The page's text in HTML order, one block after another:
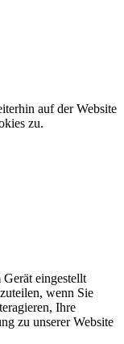
auf der Website
zu.
eingestellt
wenn Sie
Ihre
zu unserer Website